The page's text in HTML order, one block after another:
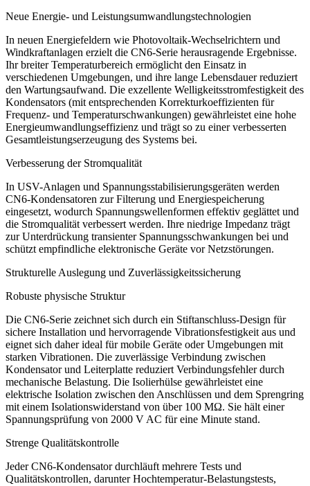
Neue Energie- und Leistungsumwandlungstechnologien
In neuen Energiefeldern wie Photovoltaik-Wechselrichtern und
Windkraftanlagen erzielt die CN6-Serie herausragende Ergebnisse.
Ihr breiter Temperaturbereich ermöglicht den Einsatz in
verschiedenen Umgebungen, und ihre lange Lebensdauer reduziert
den Wartungsaufwand. Die exzellente Welligkeitsstromfestigkeit des
Kondensators (mit entsprechenden Korrekturkoeffizienten für
Frequenz- und Temperaturschwankungen) gewährleistet eine hohe
Energieumwandlungseffizienz und trägt so zu einer verbesserten
Gesamtleistungserzeugung des Systems bei.
Verbesserung der Stromqualität
In USV-Anlagen und Spannungsstabilisierungsgeräten werden
CN6-Kondensatoren zur Filterung und Energiespeicherung
eingesetzt, wodurch Spannungswellenformen effektiv geglättet und
die Stromqualität verbessert werden. Ihre niedrige Impedanz trägt
zur Unterdrückung transienter Spannungsschwankungen bei und
schützt empfindliche elektronische Geräte vor Netzstörungen.
Strukturelle Auslegung und Zuverlässigkeitssicherung
Robuste physische Struktur
Die CN6-Serie zeichnet sich durch ein Stiftanschluss-Design für
sichere Installation und hervorragende Vibrationsfestigkeit aus und
eignet sich daher ideal für mobile Geräte oder Umgebungen mit
starken Vibrationen. Die zuverlässige Verbindung zwischen
Kondensator und Leiterplatte reduziert Verbindungsfehler durch
mechanische Belastung. Die Isolierhülse gewährleistet eine
elektrische Isolation zwischen den Anschlüssen und dem Sprengring
mit einem Isolationswiderstand von über 100 MΩ. Sie hält einer
Spannungsprüfung von 2000 V AC für eine Minute stand.
Strenge Qualitätskontrolle
Jeder CN6-Kondensator durchläuft mehrere Tests und
Qualitätskontrollen, darunter Hochtemperatur-Belastungstests,